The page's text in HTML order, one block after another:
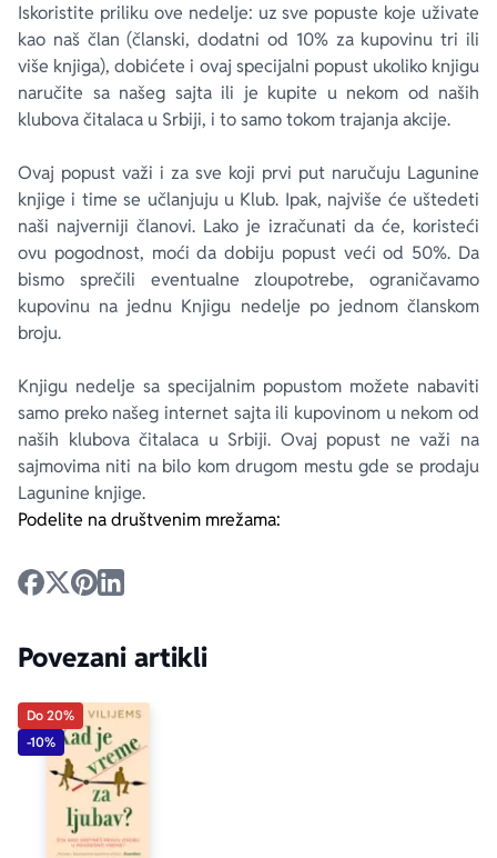
Iskoristite priliku ove nedelje: uz sve popuste koje uživate
kao naš član (članski, dodatni od 10% za kupovinu tri ili
više knjiga), dobićete i ovaj specijalni popust ukoliko knjigu
naručite sa našeg sajta ili je kupite u nekom od naših
klubova čitalaca u Srbiji, i to samo tokom trajanja akcije.
Ovaj popust važi i za sve koji prvi put naručuju Lagunine
knjige i time se učlanjuju u Klub. Ipak, najviše će uštedeti
naši najverniji članovi. Lako je izračunati da će, koristeći
ovu pogodnost, moći da dobiju popust veći od 50%. Da
bismo sprečili eventualne zloupotrebe, ograničavamo
kupovinu na jednu Knjigu nedelje po jednom članskom
broju.
Knjigu nedelje sa specijalnim popustom možete nabaviti
samo preko našeg internet sajta ili kupovinom u nekom od
naših klubova čitalaca u Srbiji. Ovaj popust ne važi na
sajmovima niti na bilo kom drugom mestu gde se prodaju
Lagunine knjige.
Podelite na društvenim mrežama:
Povezani artikli
Do 20%
-10%